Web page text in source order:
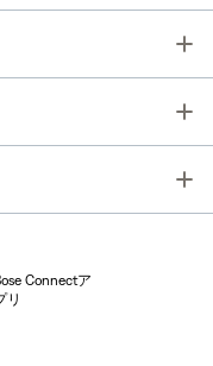
Connectア
リ